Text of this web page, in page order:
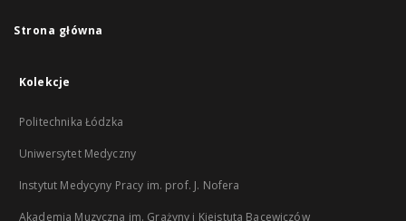
Strona główna
Kolekcje
Politechnika Łódzka
Uniwersytet Medyczny
Instytut Medycyny Pracy im. prof. J. Nofera
Akademia Muzyczna im. Grażyny i Kiejstuta Bacewiczów